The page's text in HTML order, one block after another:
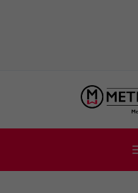
contenuto